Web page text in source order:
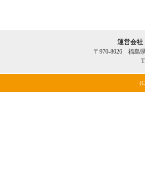
運営会
〒970-8026 福島